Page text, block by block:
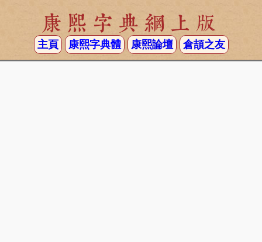
康熙字典網上版
主頁 康熙字典體 康熙論壇 倉頡之友